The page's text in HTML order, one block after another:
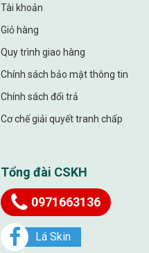
Tài khoản
Giỏ hàng
Quy trình giao hàng
Chính sách bảo mật thông tin
Chính sách đổi trả
Cơ chế giải quyết tranh chấp
Tổng đài CSKH
0971663136
Lá Skin